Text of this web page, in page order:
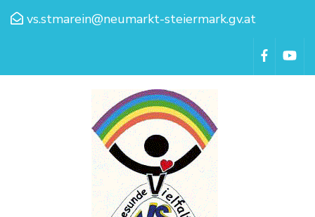
vs.stmarein@neumarkt-steiermark.gv.at